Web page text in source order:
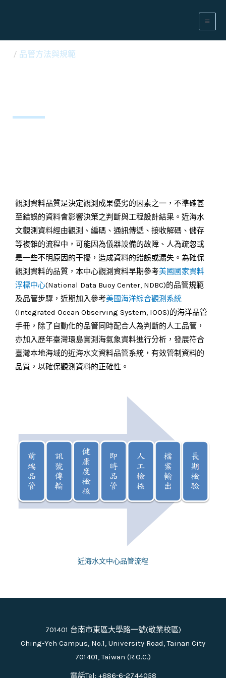
/ 品管方法與規範
觀測資料品質是決定觀測成果優劣的因素之一，不準確甚
至錯誤的資料會影響決策之判斷與工程設計結果。近海水
文觀測資料經由觀測、編碼、通訊傳遞、接收解碼、儲存
等複雜的流程中，可能因為儀器設備的故障、人為疏忽或
是一些不明原因的干擾，造成資料的錯誤或漏失。為確保
觀測資料的品質，本中心觀測資料早期參考美國國家資料
浮標中心(National Data Buoy Center, NDBC)的品管規範
及品管步驟，近期加入參考美國海洋綜合觀測系統
(Integrated Ocean Observing System, IOOS)的海洋品管
手冊，除了自動化的品管同時配合人為判斷的人工品管，
亦加入歷年臺灣環島實測海氣象資料進行分析，發展符合
臺灣本地海域的近海水文資料品管系統，有效管制資料的
品質，以確保觀測資料的正確性。
近海水文中心品管流程
701401 台南市東區大學路一號(敬業校區)
Ching-Yeh Campus, No.1, University Road, Tainan City
701401, Taiwan (R.O.C.)
電話Tel: +886-6-2744058